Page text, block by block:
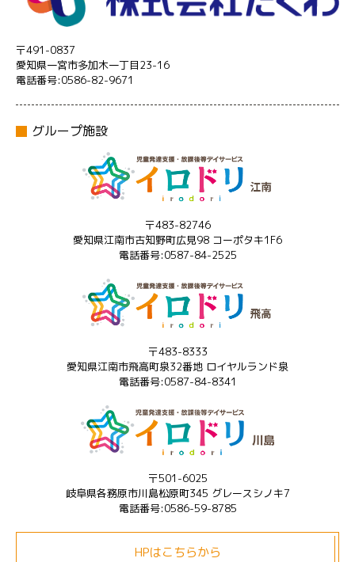
〒491-0837
愛知県一宮市多加木一丁目23-16
電話番号:0586-82-9671
グループ施設
〒483-82746
愛知県江南市古知野町広見98 コーポタキ1F6
電話番号:0587-84-2525
〒483-8333
愛知県江南市飛高町泉32番地 ロイヤルランド泉
電話番号:0587-84-8341
〒501-6025
岐阜県各務原市川島松原町345 グレースシノキ7
電話番号:0586-59-8785
HPはこちらから